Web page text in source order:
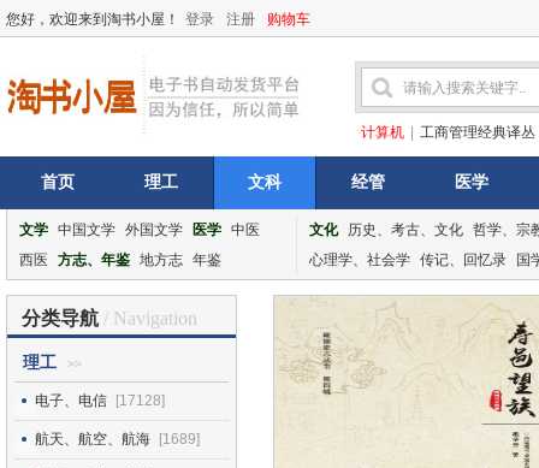
您好，欢迎来到淘书小屋！ 登录 注册 购物车
计算机 工商管理经典译丛
首页 理工 文科 经管 医学
文学 中国文学 外国文学 医学 中医
西医
方志、年鉴 地方志 年鉴
文化 历史、考古、文化 哲学、宗
心理学、社会学 传记、回忆录 国
分类导航 / Navigation
理工 >>
电子、电信 [17128]
航天、航空、航海 [1689]